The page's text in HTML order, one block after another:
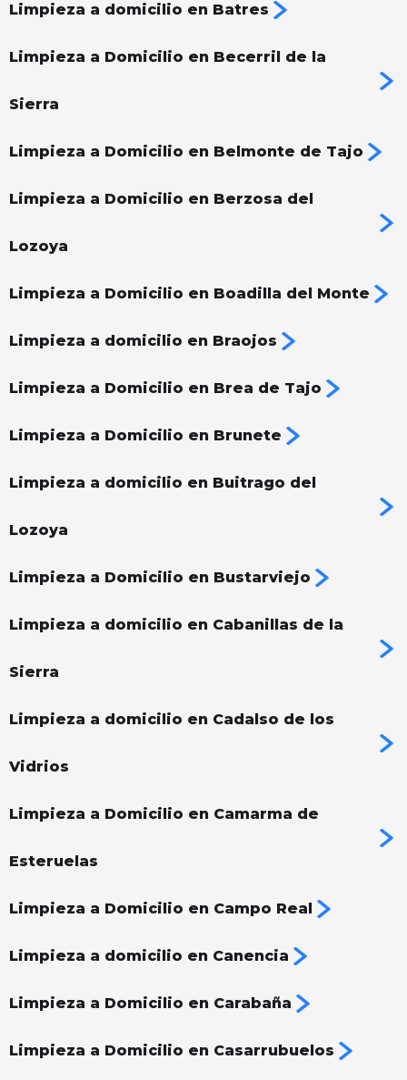
Limpieza a domicilio en Batres
Limpieza a Domicilio en Becerril de la
Sierra
Limpieza a Domicilio en Belmonte de Tajo
Limpieza a Domicilio en Berzosa del
Lozoya
Limpieza a Domicilio en Boadilla del Monte
Limpieza a domicilio en Braojos
Limpieza a Domicilio en Brea de Tajo
Limpieza a Domicilio en Brunete
Limpieza a domicilio en Buitrago del
Lozoya
Limpieza a Domicilio en Bustarviejo
Limpieza a domicilio en Cabanillas de la
Sierra
Limpieza a domicilio en Cadalso de los
Vidrios
Limpieza a Domicilio en Camarma de
Esteruelas
Limpieza a Domicilio en Campo Real
Limpieza a domicilio en Canencia
Limpieza a Domicilio en Carabaña
Limpieza a Domicilio en Casarrubuelos